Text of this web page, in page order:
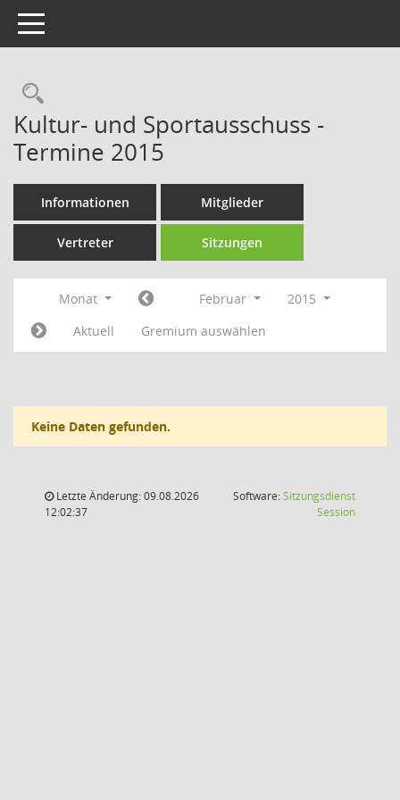
Toggle navigation
Rechercheauswahl
Kultur- und Sportausschuss -
Termine 2015
Informationen Mitglieder
Vertreter Sitzungen
Monat Februar
2015
Aktuell
Gremium auswählen
Keine Daten gefunden.
Letzte Änderung: 09.08.2026
12:02:37
Software:Sitzungsdienst
Session(Wird in